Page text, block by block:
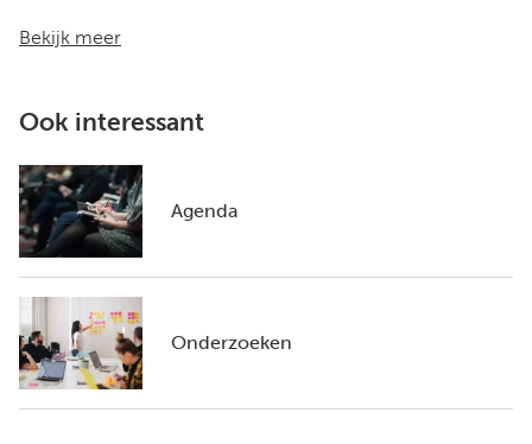
Bekijk meer
Ook interessant
Agenda
Onderzoeken